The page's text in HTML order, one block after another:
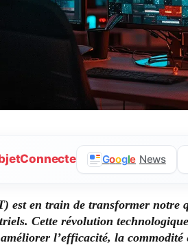
Google News
est en train de transformer notre
Cette révolution
l’efficacité, la commodité